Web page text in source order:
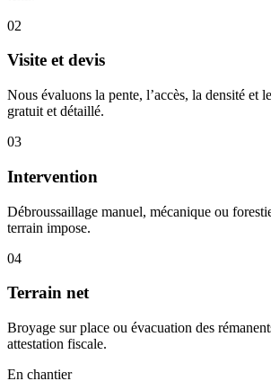
02
Visite et devis
Nous évaluons la pente, l’accès, la densité et
gratuit et détaillé.
03
Intervention
Débroussaillage manuel, mécanique ou
terrain impose.
04
Terrain net
Broyage sur place ou évacuation des
attestation fiscale.
En chantier